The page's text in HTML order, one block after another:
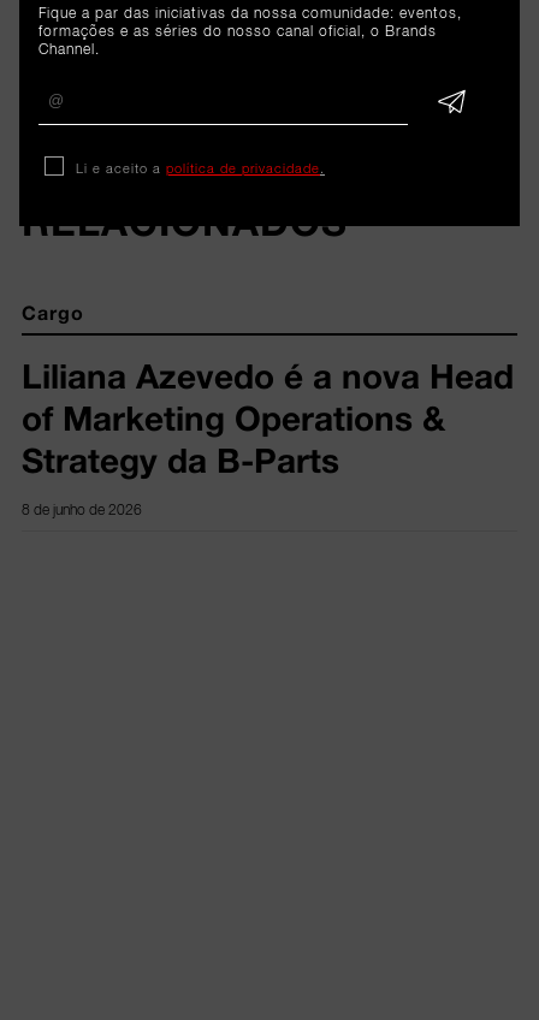
ARTIGOS
RELACIONADOS
Cargo
Liliana Azevedo é a nova Head
of Marketing Operations &
Strategy da B-Parts
8 de junho de 2026
Fique a par das iniciativas da nossa comunidade: eventos,
formações e as séries do nosso canal oficial, o Brands
Channel.
Li e aceito a política de privacidade